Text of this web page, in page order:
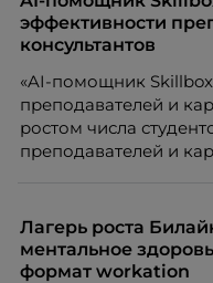
факте: данные
подсказывает
People Analytics,
МИФИ, автор книги
эффективности
консультантов
«AI-помощник
преподавателей и
ростом числа
преподавателей и
повысить
процессы, сохранить
масштабироваться
Лагерь роста
ментальное
формат workation